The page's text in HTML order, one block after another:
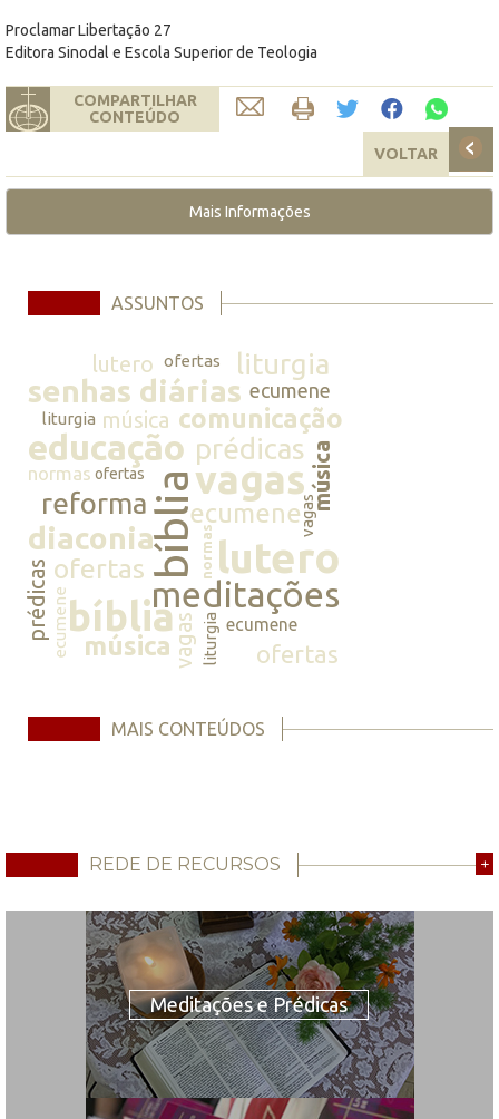
Proclamar Libertação 27
Editora Sinodal e Escola Superior de Teologia
COMPARTILHAR
CONTEÚDO
VOLTAR
Mais Informações
ASSUNTOS
lutero ofertas liturgia
senhas diárias ecumene
liturgia música comunicação
educação prédicasmúsica
normas ofertasbíbliavagas
reforma
diaconia
ecumenevagas
prédicas ofertas normaslutero
meditações
ecumenebíblia
músicavagasliturgia ecumene
ofertas
MAIS CONTEÚDOS
REDE DE RECURSOS +
Meditações e Prédicas